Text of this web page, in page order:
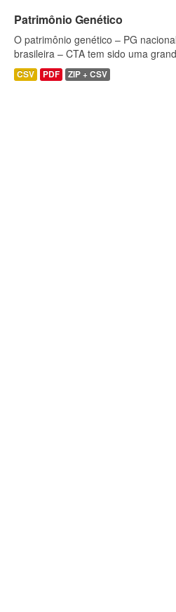
Patrimônio Genético
O patrimônio genético – PG
brasileira – CTA tem sido uma
CSV PDF ZIP + CSV